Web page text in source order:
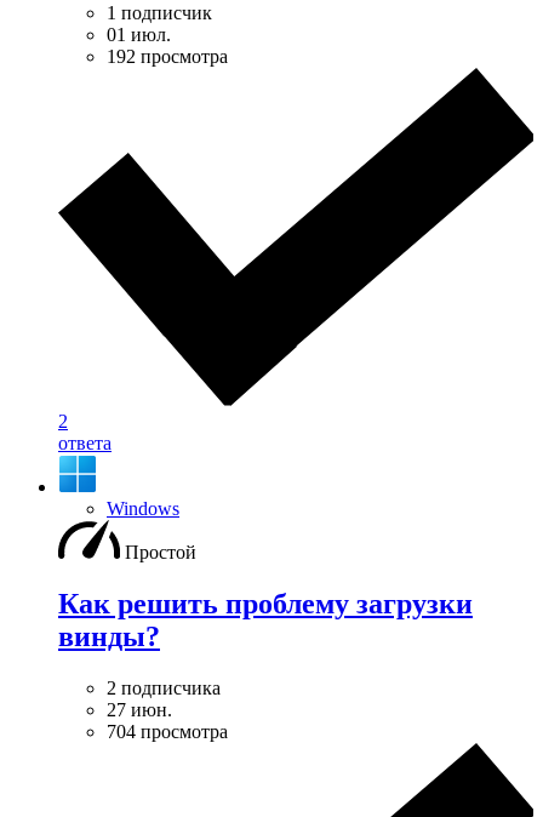
1 подписчик
01 июл.
192 просмотра
2
ответа
Windows
Простой
Как решить проблему загрузки
винды?
2 подписчика
27 июн.
704 просмотра